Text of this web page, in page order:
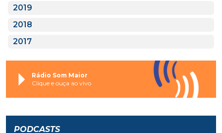
2019
2018
2017
Rádio Som Maior
Clique e ouça ao vivo
PODCASTS